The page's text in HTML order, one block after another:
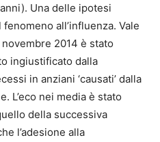
Una delle ipotesi
all’influenza. Vale
2014 è stato
ingiustificato dalla
in anziani ‘causati’ dalla
L’eco nei media è stato
della successiva
l’adesione alla